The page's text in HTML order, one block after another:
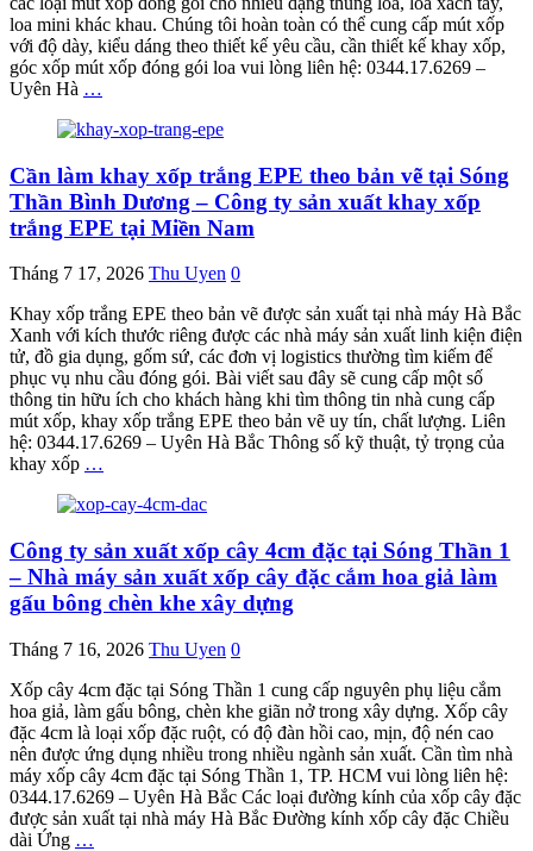
loa mini khác khau. Chúng tôi hoàn toàn có thể cung cấp mút xốp
với độ dày, kiểu dáng theo thiết kế yêu cầu, cần thiết kế khay xốp,
góc xốp mút xốp đóng gói loa vui lòng liên hệ: 0344.17.6269 –
Uyên Hà …
Cần làm khay xốp trắng EPE theo bản vẽ tại Sóng
Thần Bình Dương – Công ty sản xuất khay xốp
trắng EPE tại Miền Nam
Tháng 7 17, 2026 Thu Uyen 0
Khay xốp trắng EPE theo bản vẽ được sản xuất tại nhà máy Hà Bắc
Xanh với kích thước riêng được các nhà máy sản xuất linh kiện điện
tử, đồ gia dụng, gốm sứ, các đơn vị logistics thường tìm kiếm để
phục vụ nhu cầu đóng gói. Bài viết sau đây sẽ cung cấp một số
thông tin hữu ích cho khách hàng khi tìm thông tin nhà cung cấp
mút xốp, khay xốp trắng EPE theo bản vẽ uy tín, chất lượng. Liên
hệ: 0344.17.6269 – Uyên Hà Bắc Thông số kỹ thuật, tỷ trọng của
khay xốp …
Công ty sản xuất xốp cây 4cm đặc tại Sóng Thần 1
– Nhà máy sản xuất xốp cây đặc cắm hoa giả làm
gấu bông chèn khe xây dựng
Tháng 7 16, 2026 Thu Uyen 0
Xốp cây 4cm đặc tại Sóng Thần 1 cung cấp nguyên phụ liệu cắm
hoa giả, làm gấu bông, chèn khe giãn nở trong xây dựng. Xốp cây
đặc 4cm là loại xốp đặc ruột, có độ đàn hồi cao, mịn, độ nén cao
nên được ứng dụng nhiều trong nhiều ngành sản xuất. Cần tìm nhà
máy xốp cây 4cm đặc tại Sóng Thần 1, TP. HCM vui lòng liên hệ:
0344.17.6269 – Uyên Hà Bắc Các loại đường kính của xốp cây đặc
được sản xuất tại nhà máy Hà Bắc Đường kính xốp cây đặc Chiều
dài Ứng …